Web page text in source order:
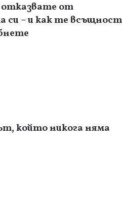
отказвате от
си – и как те всъщност
който никога няма